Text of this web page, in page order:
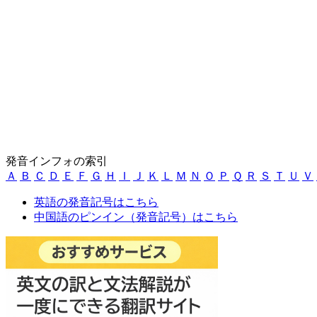
発音インフォの索引
Ａ
Ｂ Ｃ Ｄ Ｅ Ｆ Ｇ Ｈ Ｉ Ｊ Ｋ Ｌ Ｍ Ｎ Ｏ Ｐ Ｑ Ｒ Ｓ Ｔ Ｕ Ｖ
英語の発音記号はこちら
中国語のピンイン（発音記号）はこちら